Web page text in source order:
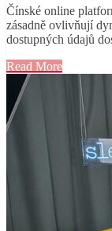
Čínské online
zásadně ovlivňují
dostupných údajů
Read More